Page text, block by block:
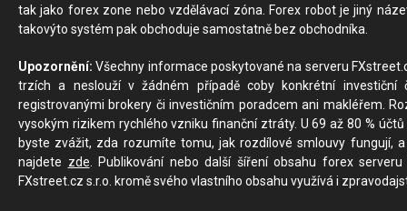
tak jako forex zone nebo vzdělávací zóna. Forex robot je jiný
takovýto systém pak obchoduje samostatně bez obchodníka.
Upozornění: Všechny informace poskytované na serveru
trzích a neslouží v žádném případě coby konkrétní investiční
registrovanými brokery či investičním poradcem ani makléřem.
vysokým rizikem rychlého vzniku finanční ztráty. U 69 až 80 %
byste zvážit, zda rozumíte tomu, jak rozdílové smlouvy fungují,
najdete zde. Publikování nebo další šíření obsahu forex
FXstreet.cz s.r.o. kromě svého vlastního obsahu využívá i